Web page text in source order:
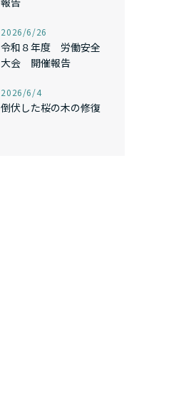
2026/6/26
令和８年度 労働安全
大会 開催報告
2026/6/4
倒伏した桜の木の修復